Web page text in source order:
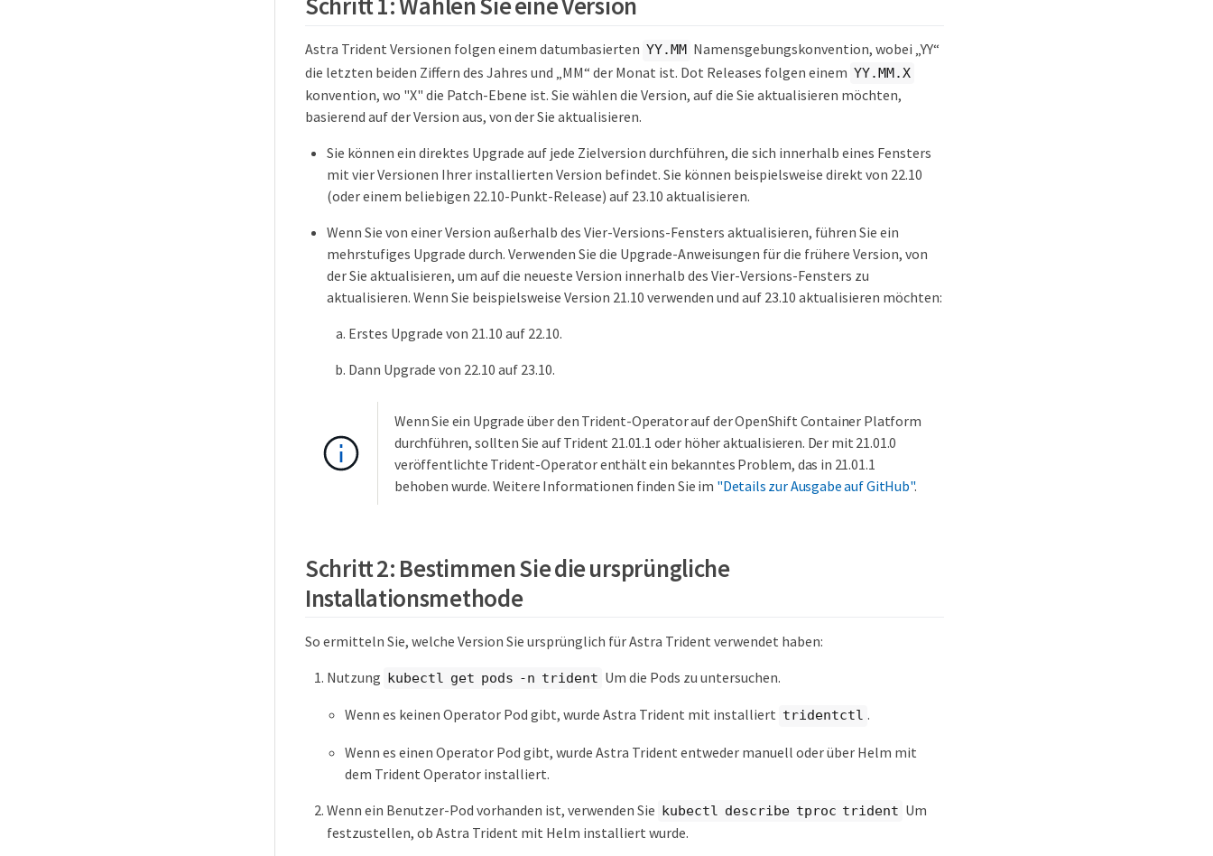
Astra Trident Versionen folgen einem datumbasierten YY.MM Namensgebungskonvention, wobei „YY“
die letzten beiden Ziffern des Jahres und „MM“ der Monat ist. Dot Releases folgen einem YY.MM.X
konvention, wo "X" die Patch-Ebene ist. Sie wählen die Version, auf die Sie aktualisieren möchten,
basierend auf der Version aus, von der Sie aktualisieren.
Sie können ein direktes Upgrade auf jede Zielversion durchführen, die sich innerhalb eines Fensters
mit vier Versionen Ihrer installierten Version befindet. Sie können beispielsweise direkt von 22.10
(oder einem beliebigen 22.10-Punkt-Release) auf 23.10 aktualisieren.
Wenn Sie von einer Version außerhalb des Vier-Versions-Fensters aktualisieren, führen Sie ein
mehrstufiges Upgrade durch. Verwenden Sie die Upgrade-Anweisungen für die frühere Version, von
der Sie aktualisieren, um auf die neueste Version innerhalb des Vier-Versions-Fensters zu
aktualisieren. Wenn Sie beispielsweise Version 21.10 verwenden und auf 23.10 aktualisieren möchten:
Erstes Upgrade von 21.10 auf 22.10.
Dann Upgrade von 22.10 auf 23.10.
Wenn Sie ein Upgrade über den Trident-Operator auf der OpenShift Container Platform
durchführen, sollten Sie auf Trident 21.01.1 oder höher aktualisieren. Der mit 21.01.0
veröffentlichte Trident-Operator enthält ein bekanntes Problem, das in 21.01.1
behoben wurde. Weitere Informationen finden Sie im "Details zur Ausgabe auf GitHub".
Schritt 2: Bestimmen Sie die ursprüngliche
Installationsmethode
So ermitteln Sie, welche Version Sie ursprünglich für Astra Trident verwendet haben:
Nutzung kubectl get pods -n trident Um die Pods zu untersuchen.
Wenn es keinen Operator Pod gibt, wurde Astra Trident mit installiert tridentctl .
Wenn es einen Operator Pod gibt, wurde Astra Trident entweder manuell oder über Helm mit
dem Trident Operator installiert.
Wenn ein Benutzer-Pod vorhanden ist, verwenden Sie kubectl describe tproc trident Um
festzustellen, ob Astra Trident mit Helm installiert wurde.